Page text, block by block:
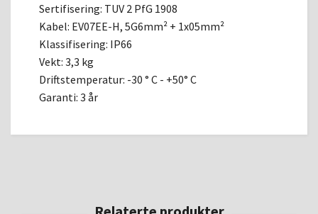
Sertifisering: TUV 2 PfG 1908
Kabel: EV07EE-H, 5G6mm² + 1x05mm²
Klassifisering: IP66
Vekt: 3,3 kg
Driftstemperatur: -30 ° C - +50° C
Garanti: 3 år